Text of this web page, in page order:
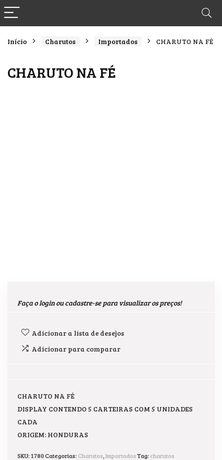
Início Charutos Importados CHARUTO NA FÉ
CHARUTO NA FÉ
Faça o login ou cadastre-se para visualizar os preços!
Adicionar a lista de desejos
Adicionar para comparar
CHARUTO NA FÉ
DISPLAY CONTENDO 5 CARTEIRAS COM 5 UNIDADES
CADA
ORIGEM: HONDURAS
SKU: 1780Categorias: Charutos ImportadosTag: charutos